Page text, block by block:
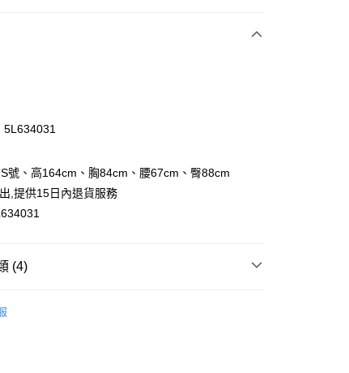
5L634031
號、高164cm、胸84cm、腰67cm、臀88cm
,提供15日內退貨服務
(4)